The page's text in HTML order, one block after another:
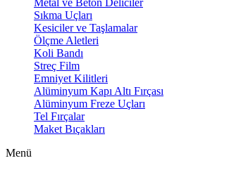
Metal ve Beton Deliciler
Sıkma Uçları
Kesiciler ve Taşlamalar
Ölçme Aletleri
Koli Bandı
Streç Film
Emniyet Kilitleri
Alüminyum Kapı Altı Fırçası
Alüminyum Freze Uçları
Tel Fırçalar
Maket Bıçakları
Menü